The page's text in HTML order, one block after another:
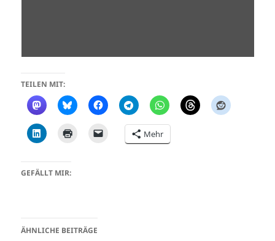
TEILEN MIT:
Mehr
GEFÄLLT MIR:
ÄHNLICHE BEITRÄGE